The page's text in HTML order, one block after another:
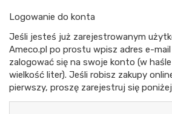
Logowanie do konta
Jeśli jesteś już zarejestrowanym
Ameco.pl po prostu wpisz adres e-mail
zalogować się na swoje konto (w
wielkość liter). Jeśli robisz zakupy
pierwszy, proszę zarejestruj się